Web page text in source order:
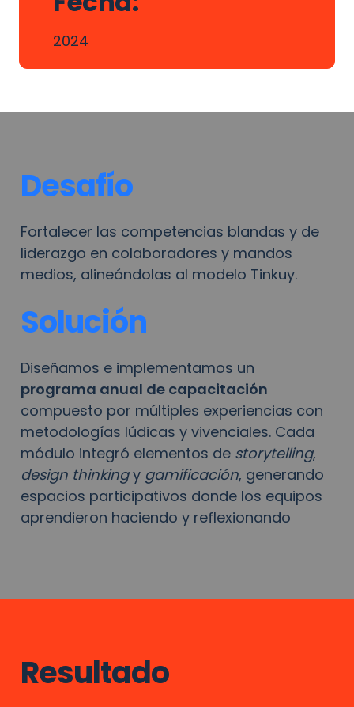
2024
Desafío
Fortalecer las competencias blandas y de
liderazgo en colaboradores y mandos
medios, alineándolas al modelo Tinkuy.
Solución
programa anual de capacitación
compuesto por múltiples experiencias con
metodologías lúdicas y vivenciales. Cada
módulo integró elementos de storytelling
design thinking y gamificación, generando
espacios participativos donde los equipos
aprendieron haciendo y reflexionando
Resultado